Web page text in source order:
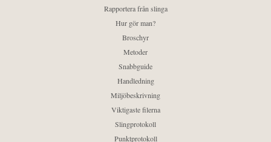
Rapportera från slinga
Hur gör man?
Broschyr
Metoder
Snabbguide
Handledning
Miljöbeskrivning
Viktigaste filerna
Slingprotokoll
Punktprotokoll